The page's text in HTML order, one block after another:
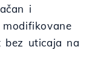
i
bez uticaja na